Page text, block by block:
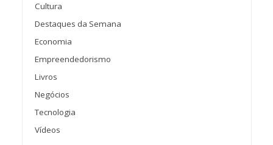
Cultura
Destaques da Semana
Economia
Empreendedorismo
Livros
Negócios
Tecnologia
Vídeos